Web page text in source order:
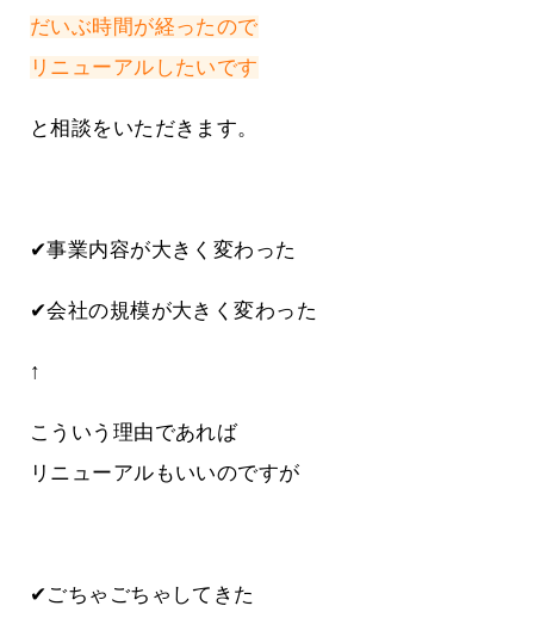
だいぶ時間が経ったので
リニューアルしたいです
と相談をいただきます。
✔事業内容が大きく変わった
✔会社の規模が大きく変わった
↑
こういう理由であれば
リニューアルもいいのですが
✔ごちゃごちゃしてきた